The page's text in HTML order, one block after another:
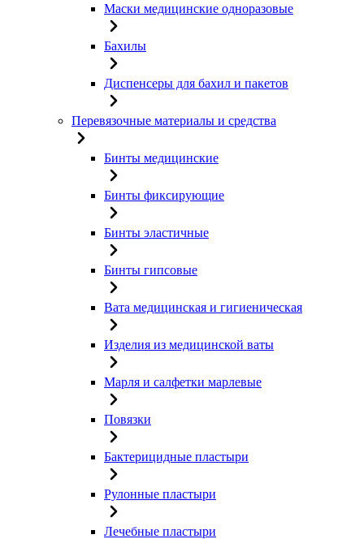
Маски медицинские одноразовые
Бахилы
Диспенсеры для бахил и пакетов
Перевязочные материалы и средства
Бинты медицинские
Бинты фиксирующие
Бинты эластичные
Бинты гипсовые
Вата медицинская и гигиеническая
Изделия из медицинской ваты
Марля и салфетки марлевые
Повязки
Бактерицидные пластыри
Рулонные пластыри
Лечебные пластыри